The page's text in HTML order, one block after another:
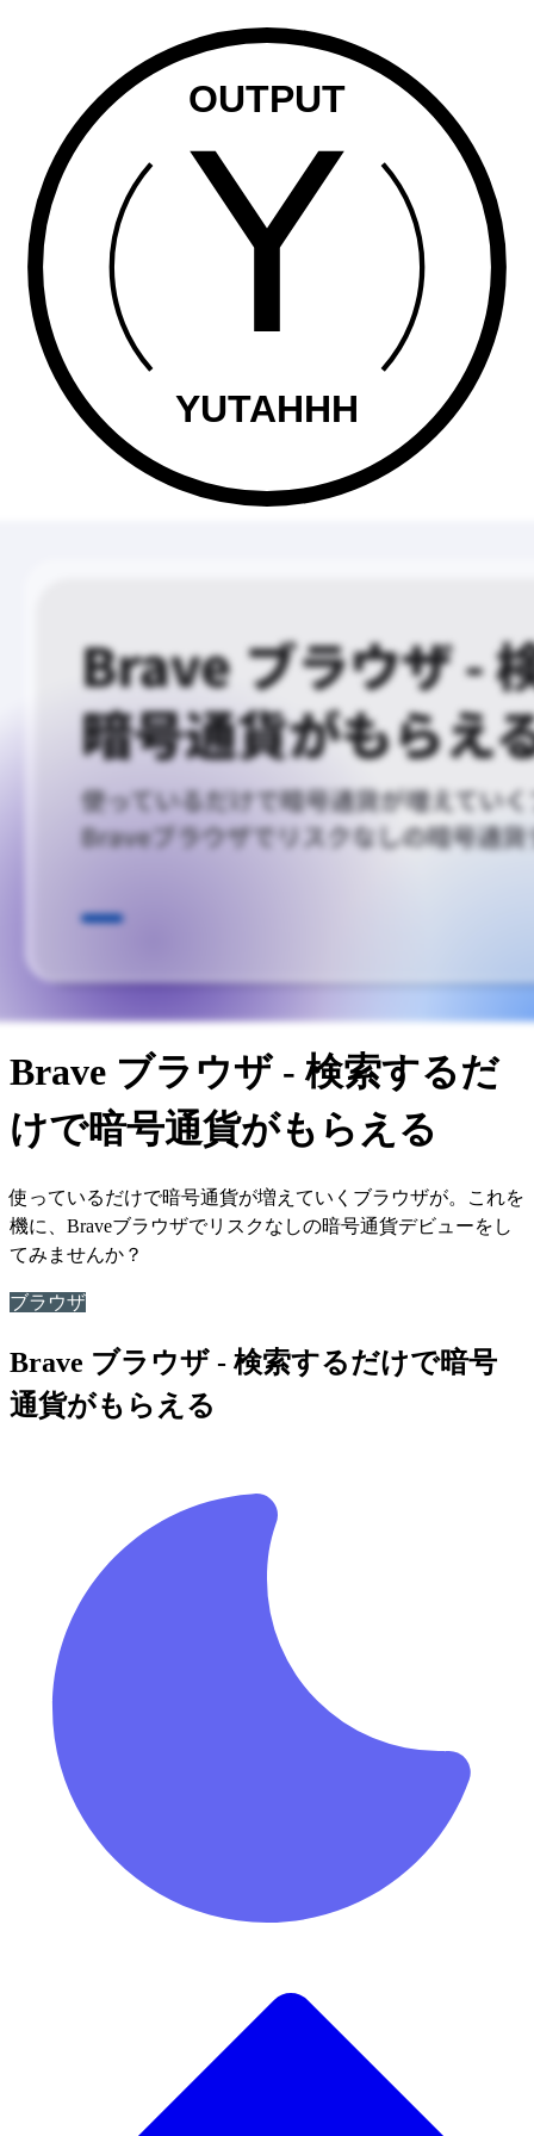
OUTPUT
YUTAHHH
Brave ブラウザ - 検索するだ
けで暗号通貨がもらえる
使っているだけで暗号通貨が増えていくブラウザが。これを
機に、Braveブラウザでリスクなしの暗号通貨デビューをし
てみませんか？
ブラウザ
Brave ブラウザ - 検索するだけで暗号
通貨がもらえる